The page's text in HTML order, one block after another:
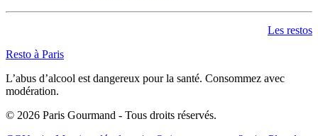
Les restos
Resto à Paris
L’abus d’alcool est dangereux pour la santé. Consommez avec
modération.
© 2026 Paris Gourmand - Tous droits réservés.